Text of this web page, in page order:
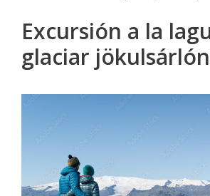
Excursión a la
glaciar jökulsárlón